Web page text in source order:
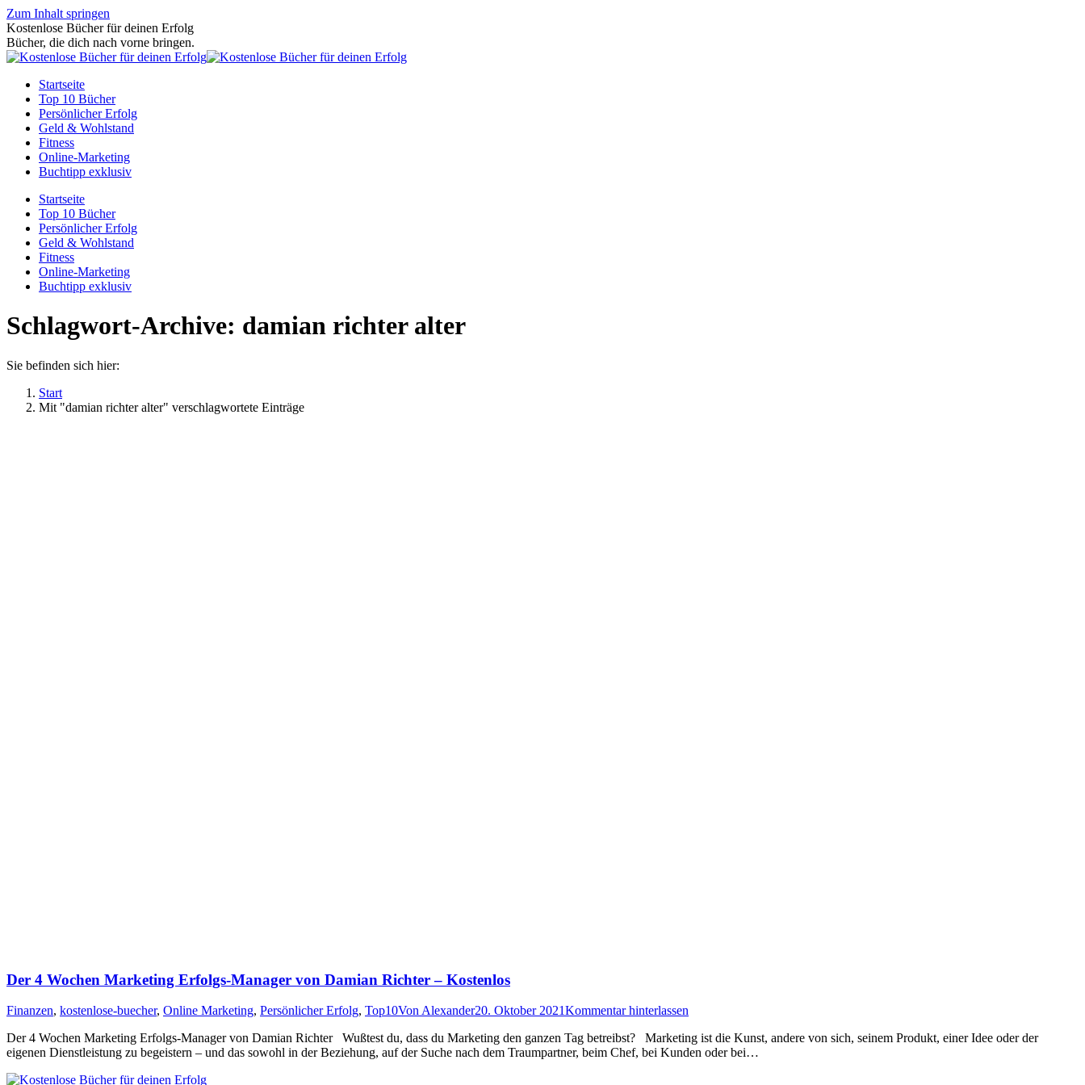
Zum Inhalt springen
Kostenlose Bücher für deinen Erfolg
Bücher, die dich nach vorne bringen.
Startseite
Top 10 Bücher
Persönlicher Erfolg
Geld & Wohlstand
Fitness
Online-Marketing
Buchtipp exklusiv
Startseite
Top 10 Bücher
Persönlicher Erfolg
Geld & Wohlstand
Fitness
Online-Marketing
Buchtipp exklusiv
Schlagwort-Archive: damian richter alter
Sie befinden sich hier:
Start
Mit "damian richter alter" verschlagwortete Einträge
Der 4 Wochen Marketing Erfolgs-Manager von Damian Richter – Kostenlos
Finanzen, kostenlose-buecher, Online Marketing, Persönlicher Erfolg, Top10Von Alexander20. Oktober 2021Kommentar hinterlassen
Der 4 Wochen Marketing Erfolgs-Manager von Damian Richter Wußtest du, dass du Marketing den ganzen Tag betreibst? Marketing ist die Kunst, andere von sich, seinem Produkt, einer Idee oder der
eigenen Dienstleistung zu begeistern – und das sowohl in der Beziehung, auf der Suche nach dem Traumpartner, beim Chef, bei Kunden oder bei…